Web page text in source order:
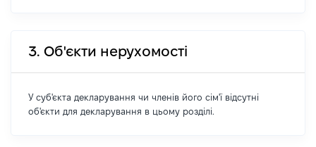
3. Об'єкти нерухомості
У суб'єкта декларування чи членів його сім'ї відсутні
об'єкти для декларування в цьому розділі.